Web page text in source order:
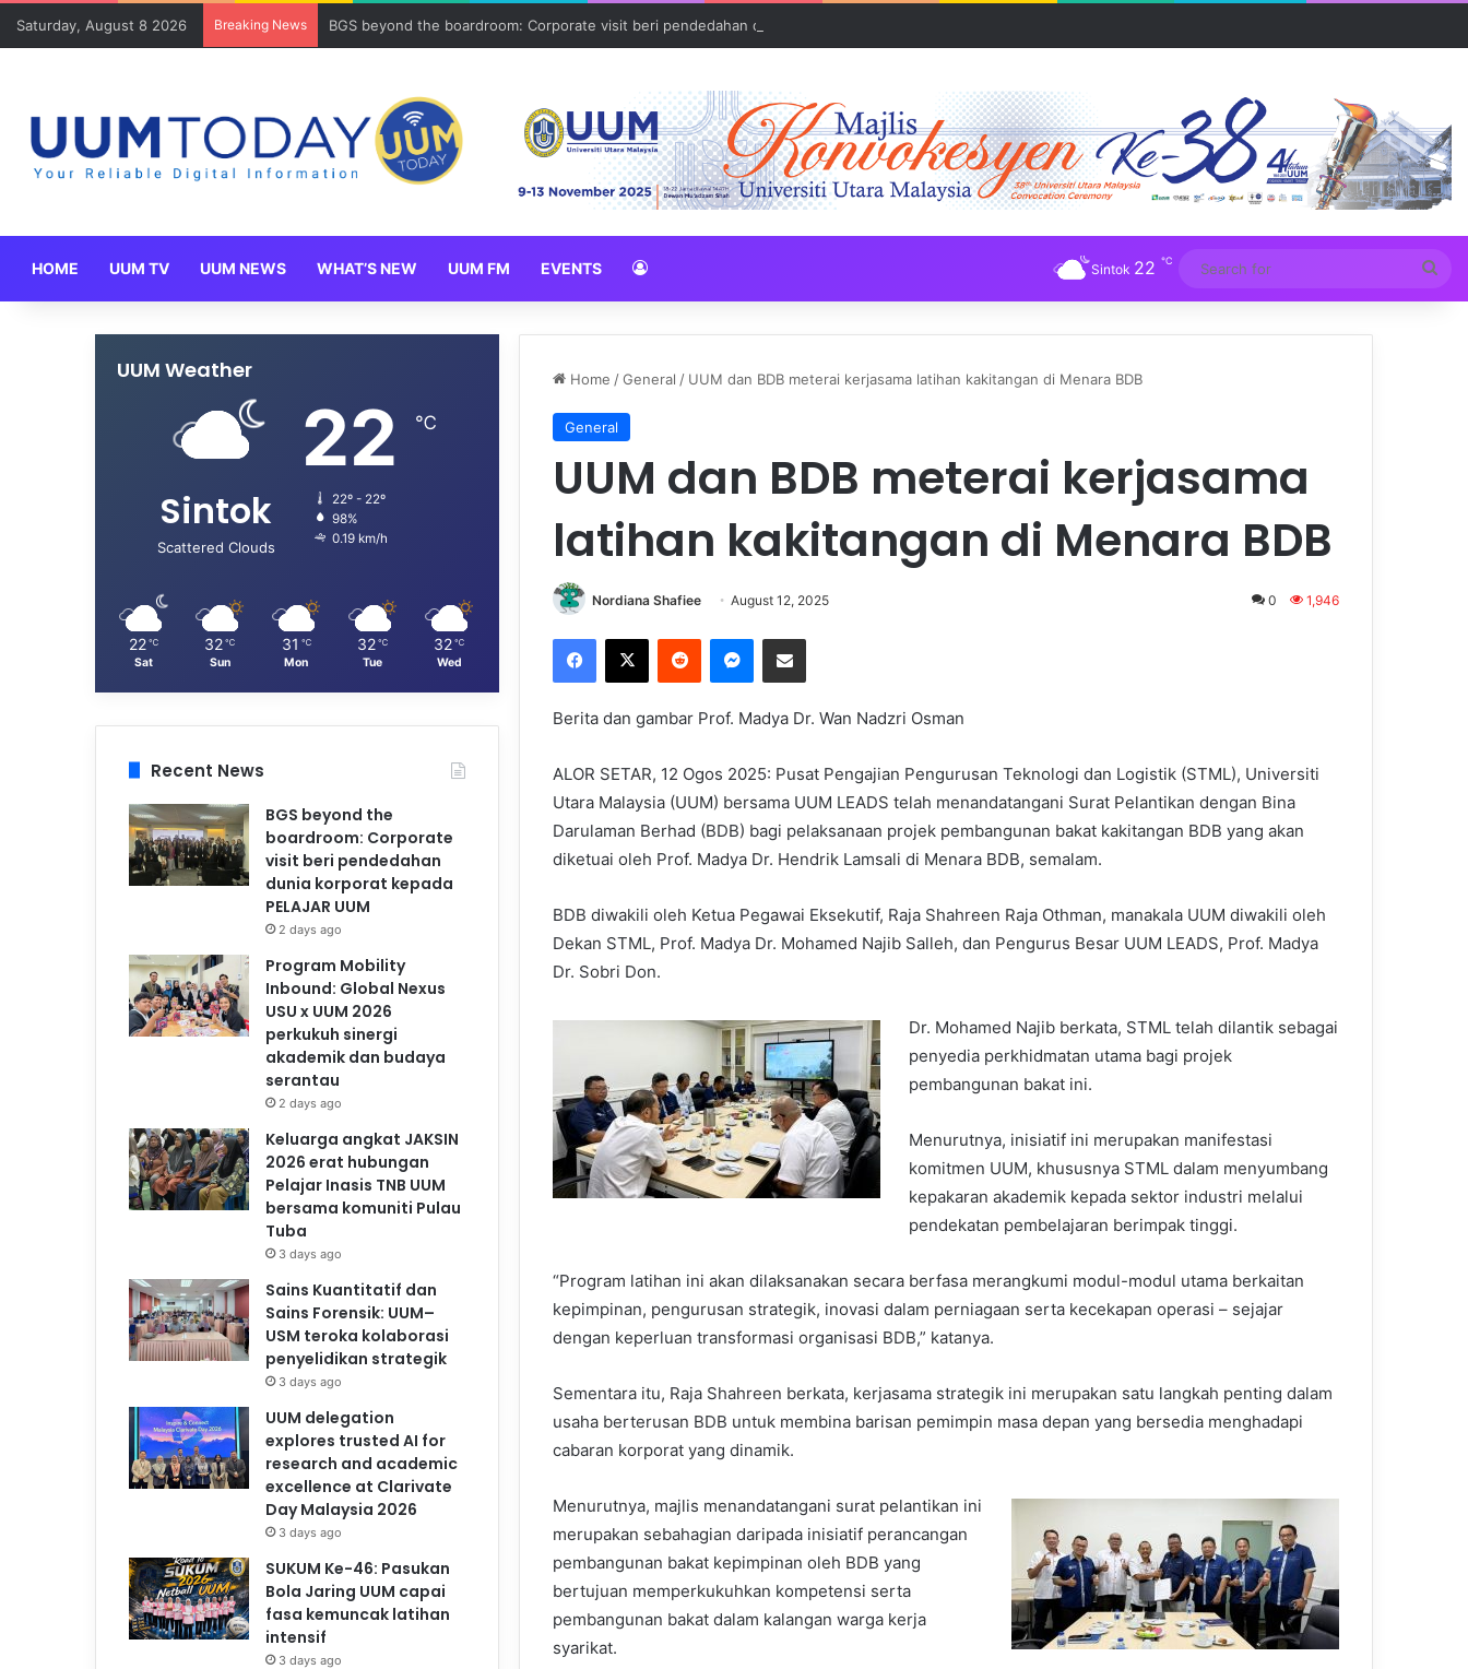
Saturday, August 8 2026 Breaking News BGS beyond the boardroom: Corporate visit beri pendedahan dunia korporat kepada PELAJAR UUM
HOME UUM TV UUM NEWS WHAT’S NEW UUM FM EVENTS Sintok 22 ℃
for
Home /General / UUM dan BDB meterai kerjasama latihan kakitangan di Menara BDB
General
UUM dan BDB meterai kerjasama
latihan kakitangan di Menara BDB
Nordiana Shafiee August 12, 2025 0 1,946
Berita dan gambar Prof. Madya Dr. Wan Nadzri Osman
ALOR SETAR, 12 Ogos 2025: Pusat Pengajian Pengurusan Teknologi dan Logistik (STML), Universiti
Utara Malaysia (UUM) bersama UUM LEADS telah menandatangani Surat Pelantikan dengan Bina
Darulaman Berhad (BDB) bagi pelaksanaan projek pembangunan bakat kakitangan BDB yang akan
diketuai oleh Prof. Madya Dr. Hendrik Lamsali di Menara BDB, semalam.
BDB diwakili oleh Ketua Pegawai Eksekutif, Raja Shahreen Raja Othman, manakala UUM diwakili oleh
Dekan STML, Prof. Madya Dr. Mohamed Najib Salleh, dan Pengurus Besar UUM LEADS, Prof. Madya
Dr. Sobri Don.
Dr. Mohamed Najib berkata, STML telah dilantik sebagai
penyedia perkhidmatan utama bagi projek
pembangunan bakat ini.
Menurutnya, inisiatif ini merupakan manifestasi
komitmen UUM, khususnya STML dalam menyumbang
kepakaran akademik kepada sektor industri melalui
pendekatan pembelajaran berimpak tinggi.
“Program latihan ini akan dilaksanakan secara berfasa merangkumi modul-modul utama berkaitan
kepimpinan, pengurusan strategik, inovasi dalam perniagaan serta kecekapan operasi – sejajar
dengan keperluan transformasi organisasi BDB,” katanya.
Sementara itu, Raja Shahreen berkata, kerjasama strategik ini merupakan satu langkah penting dalam
usaha berterusan BDB untuk membina barisan pemimpin masa depan yang bersedia menghadapi
cabaran korporat yang dinamik.
Menurutnya, majlis menandatangani surat pelantikan ini
merupakan sebahagian daripada inisiatif perancangan
pembangunan bakat kepimpinan oleh BDB yang
bertujuan memperkukuhkan kompetensi serta
pembangunan bakat dalam kalangan warga kerja
syarikat.
UUM Weather
Sintok
Scattered Clouds
22 ℃
22º - 22º
98%
0.19 km/h
22 ℃
Sat
32 ℃
Sun
31 ℃
Mon
32 ℃
Tue
32 ℃
Wed
Recent News
BGS beyond the
boardroom: Corporate
visit beri pendedahan
dunia korporat kepada
PELAJAR UUM
2 days ago
Program Mobility
Inbound: Global Nexus
USU x UUM 2026
perkukuh sinergi
akademik dan budaya
serantau
2 days ago
Keluarga angkat JAKSIN
2026 erat hubungan
Pelajar Inasis TNB UUM
bersama komuniti Pulau
Tuba
3 days ago
Sains Kuantitatif dan
Sains Forensik: UUM–
USM teroka kolaborasi
penyelidikan strategik
3 days ago
UUM delegation
explores trusted AI for
research and academic
excellence at Clarivate
Day Malaysia 2026
3 days ago
SUKUM Ke-46: Pasukan
Bola Jaring UUM capai
fasa kemuncak latihan
intensif
3 days ago